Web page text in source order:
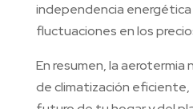
independencia
fluctuaciones en los
En resumen, la aerotermia
de climatización eficiente,